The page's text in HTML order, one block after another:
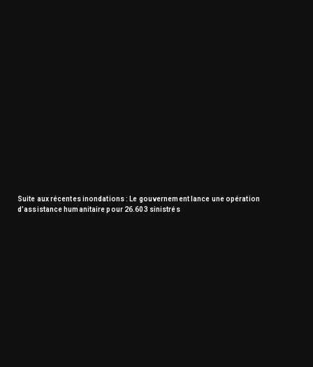
Suite aux récentes inondations : Le gouvernement lance une opération
d’assistance humanitaire pour 26.603 sinistrés